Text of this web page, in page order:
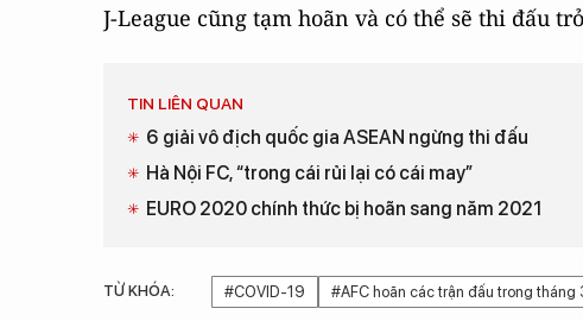
J-League cũng tạm hoãn và có thể sẽ thi đấu
TIN LIÊN QUAN
6 giải vô địch quốc gia ASEAN ngừng thi đấu
Hà Nội FC, “trong cái rủi lại có cái may”
EURO 2020 chính thức bị hoãn sang năm 2021
TỪ KHÓA: #COVID-19 #AFC hoãn các trận đấu trong tháng